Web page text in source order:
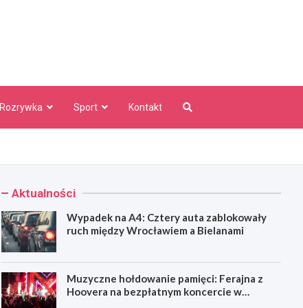
Rozrywka Sport Kontakt
Aktualności
Wypadek na A4: Cztery auta zablokowały
ruch między Wrocławiem a Bielanami
Muzyczne hołdowanie pamięci: Ferajna z
Hoovera na bezpłatnym koncercie w